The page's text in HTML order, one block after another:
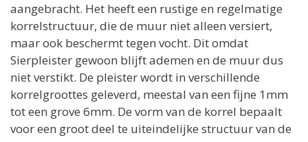
aangebracht. Het heeft een rustige en regelmatige
korrelstructuur, die de muur niet alleen versiert,
maar ook beschermt tegen vocht. Dit omdat
Sierpleister gewoon blijft ademen en de muur dus
niet verstikt. De pleister wordt in verschillende
korrelgroottes geleverd, meestal van een fijne 1mm
tot een grove 6mm. De vorm van de korrel bepaalt
voor een groot deel te uiteindelijke structuur van de